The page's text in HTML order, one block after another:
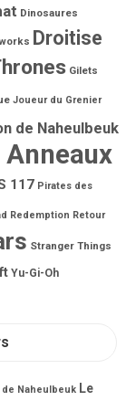
Dinosaures
Droitise
Gilets
Joueur du Grenier
de Naheulbeuk
Anneaux
117 Pirates des
Redemption Retour
Stranger Things
Yu-Gi-Oh
de Naheulbeuk Le